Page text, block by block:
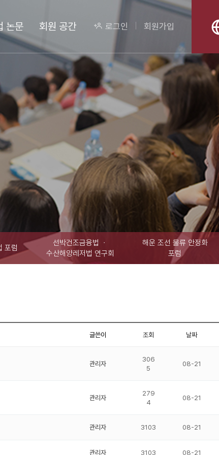
논문 회원 공간 로그인 회원가입
포럼
선박건조금융법 ㆍ
수산해양레저법 연구회
해운 조선 물류 안정화
포럼
글쓴이 조회 날짜
관리자
306
5
08-21
관리자
279
4
08-21
관리자 3103 08-21
관리자 3103 08-21